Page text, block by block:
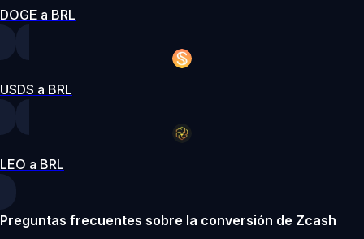
DOGE a BRL
USDS a BRL
LEO a BRL
Preguntas frecuentes sobre la conversión de Zcash